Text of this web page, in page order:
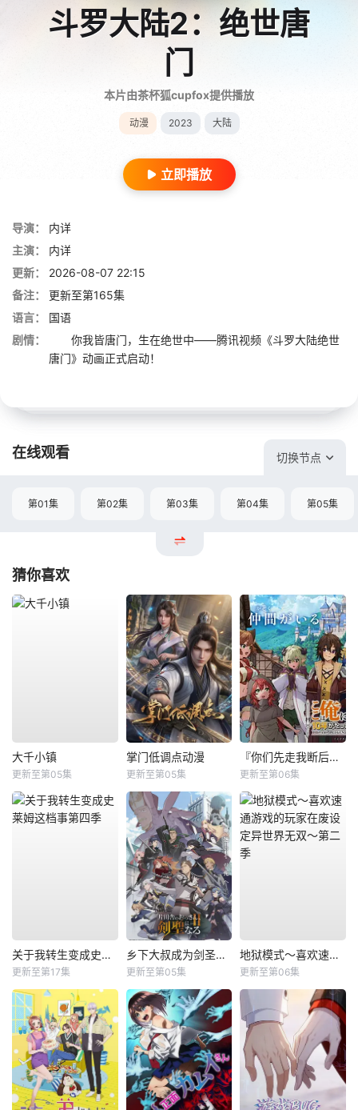
斗罗大陆2：绝世唐
门
本片由茶杯狐cupfox提供播放
动漫 2023 大陆
立即播放
导演：
内详
主演：
内详
更新：
2026-08-07 22:15
备注：
更新至第165集
语言：
国语
剧情：
你我皆唐门，生在绝世中——腾讯视频《斗罗大陆绝世
唐门》动画正式启动！
在线观看 切换节点
第01集 第02集 第03集 第04集 第05集
猜你喜欢
大千小镇
更新至第05集
掌门低调点动漫
更新至第05集
『你们先走我断后』，于是10年后我成为了传说
更新至第06集
关于我转生变成史莱姆这档事第四季
更新至第17集
乡下大叔成为剑圣第二季
更新至第05集
地狱模式～喜欢速通游戏的玩家在废设定异世界无双～第二季
更新至第06集